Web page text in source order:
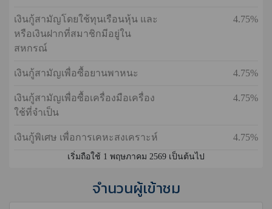
เงินกู้สามัญโดยใช้ทุนเรือนหุ้น และ
หรือเงินฝากที่สมาชิกมีอยู่ใน
สหกรณ์
4.75%
เงินกู้สามัญเพื่อซื้อยานพาหนะ 4.75%
เงินกู้สามัญเพื่อซื้อเครื่องมือเครื่อง
ใช้ที่จำเป็น
4.75%
เงินกู้พิเศษ เพื่อการเคหะสงเคราะห์ 4.75%
เริ่มถือใช้ 1 พฤษภาคม 2569 เป็นต้นไป
จำนวนผู้เข้าชม